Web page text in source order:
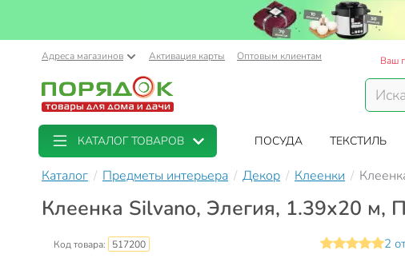
Адреса магазинов Активация карты Оптовым клиентам Ваш
КАТАЛОГ ТОВАРОВ ПОСУДА ТЕКСТИЛЬ
Каталог Предметы интерьера Декор Клеенки
Клеенка Silvano, Элегия, 1.39х20 м,
Код товара: 517200 2